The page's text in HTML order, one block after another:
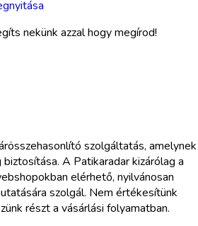
nekünk azzal hogy megírod!
szolgáltatás, amelynek
A Patikaradar kizárólag a
elérhető, nyilvánosan
szolgál. Nem értékesítünk
részt a vásárlási folyamatban.